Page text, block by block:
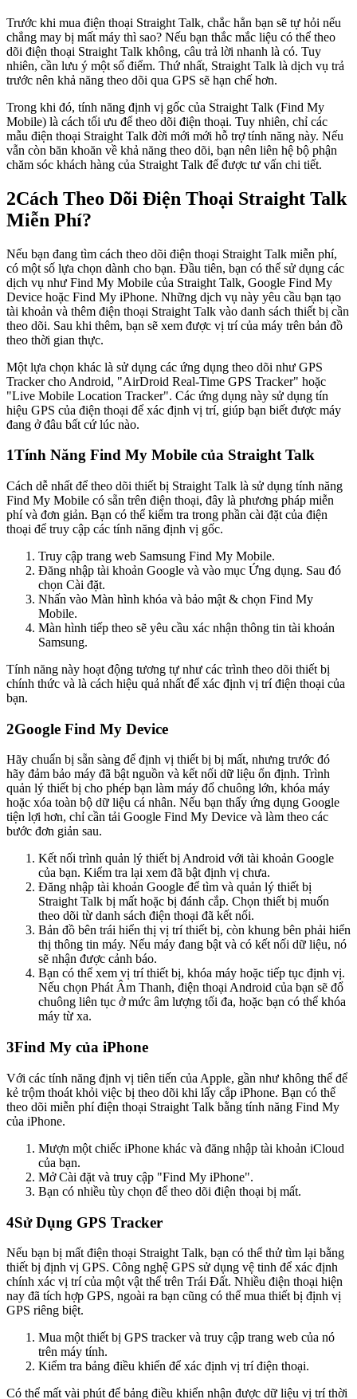
Trước khi mua điện thoại Straight Talk, chắc hẳn bạn sẽ tự hỏi nếu
chẳng may bị mất máy thì sao? Nếu bạn thắc mắc liệu có thể theo
dõi điện thoại Straight Talk không, câu trả lời nhanh là có. Tuy
nhiên, cần lưu ý một số điểm. Thứ nhất, Straight Talk là dịch vụ trả
trước nên khả năng theo dõi qua GPS sẽ hạn chế hơn.
Trong khi đó, tính năng định vị gốc của Straight Talk (Find My
Mobile) là cách tối ưu để theo dõi điện thoại. Tuy nhiên, chỉ các
mẫu điện thoại Straight Talk đời mới mới hỗ trợ tính năng này. Nếu
vẫn còn băn khoăn về khả năng theo dõi, bạn nên liên hệ bộ phận
chăm sóc khách hàng của Straight Talk để được tư vấn chi tiết.
2Cách Theo Dõi Điện Thoại Straight Talk
Miễn Phí?
Nếu bạn đang tìm cách theo dõi điện thoại Straight Talk miễn phí,
có một số lựa chọn dành cho bạn. Đầu tiên, bạn có thể sử dụng các
dịch vụ như Find My Mobile của Straight Talk, Google Find My
Device hoặc Find My iPhone. Những dịch vụ này yêu cầu bạn tạo
tài khoản và thêm điện thoại Straight Talk vào danh sách thiết bị cần
theo dõi. Sau khi thêm, bạn sẽ xem được vị trí của máy trên bản đồ
theo thời gian thực.
Một lựa chọn khác là sử dụng các ứng dụng theo dõi như GPS
Tracker cho Android, "AirDroid Real-Time GPS Tracker" hoặc
"Live Mobile Location Tracker". Các ứng dụng này sử dụng tín
hiệu GPS của điện thoại để xác định vị trí, giúp bạn biết được máy
đang ở đâu bất cứ lúc nào.
1Tính Năng Find My Mobile của Straight Talk
Cách dễ nhất để theo dõi thiết bị Straight Talk là sử dụng tính năng
Find My Mobile có sẵn trên điện thoại, đây là phương pháp miễn
phí và đơn giản. Bạn có thể kiểm tra trong phần cài đặt của điện
thoại để truy cập các tính năng định vị gốc.
Truy cập trang web Samsung Find My Mobile.
Đăng nhập tài khoản Google và vào mục Ứng dụng. Sau đó
chọn Cài đặt.
Nhấn vào Màn hình khóa và bảo mật & chọn Find My
Mobile.
Màn hình tiếp theo sẽ yêu cầu xác nhận thông tin tài khoản
Samsung.
Tính năng này hoạt động tương tự như các trình theo dõi thiết bị
chính thức và là cách hiệu quả nhất để xác định vị trí điện thoại của
bạn.
2Google Find My Device
Hãy chuẩn bị sẵn sàng để định vị thiết bị bị mất, nhưng trước đó
hãy đảm bảo máy đã bật nguồn và kết nối dữ liệu ổn định. Trình
quản lý thiết bị cho phép bạn làm máy đổ chuông lớn, khóa máy
hoặc xóa toàn bộ dữ liệu cá nhân. Nếu bạn thấy ứng dụng Google
tiện lợi hơn, chỉ cần tải Google Find My Device và làm theo các
bước đơn giản sau.
Kết nối trình quản lý thiết bị Android với tài khoản Google
của bạn. Kiểm tra lại xem đã bật định vị chưa.
Đăng nhập tài khoản Google để tìm và quản lý thiết bị
Straight Talk bị mất hoặc bị đánh cắp. Chọn thiết bị muốn
theo dõi từ danh sách điện thoại đã kết nối.
Bản đồ bên trái hiển thị vị trí thiết bị, còn khung bên phải hiển
thị thông tin máy. Nếu máy đang bật và có kết nối dữ liệu, nó
sẽ nhận được cảnh báo.
Bạn có thể xem vị trí thiết bị, khóa máy hoặc tiếp tục định vị.
Nếu chọn Phát Âm Thanh, điện thoại Android của bạn sẽ đổ
chuông liên tục ở mức âm lượng tối đa, hoặc bạn có thể khóa
máy từ xa.
3Find My của iPhone
Với các tính năng định vị tiên tiến của Apple, gần như không thể để
kẻ trộm thoát khỏi việc bị theo dõi khi lấy cắp iPhone. Bạn có thể
theo dõi miễn phí điện thoại Straight Talk bằng tính năng Find My
của iPhone.
Mượn một chiếc iPhone khác và đăng nhập tài khoản iCloud
của bạn.
Mở Cài đặt và truy cập "Find My iPhone".
Bạn có nhiều tùy chọn để theo dõi điện thoại bị mất.
4Sử Dụng GPS Tracker
Nếu bạn bị mất điện thoại Straight Talk, bạn có thể thử tìm lại bằng
thiết bị định vị GPS. Công nghệ GPS sử dụng vệ tinh để xác định
chính xác vị trí của một vật thể trên Trái Đất. Nhiều điện thoại hiện
nay đã tích hợp GPS, ngoài ra bạn cũng có thể mua thiết bị định vị
GPS riêng biệt.
Mua một thiết bị GPS tracker và truy cập trang web của nó
trên máy tính.
Kiểm tra bảng điều khiển để xác định vị trí điện thoại.
Có thể mất vài phút để bảng điều khiển nhận được dữ liệu vị trí thời